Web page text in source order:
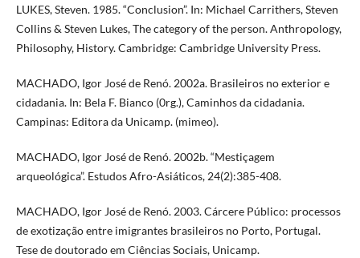
LUKES, Steven. 1985. “Conclusion”. In: Michael Carrithers, Steven
Collins & Steven Lukes, The category of the person. Anthropology,
Philosophy, History. Cambridge: Cambridge University Press.
MACHADO, Igor José de Renó. 2002a. Brasileiros no exterior e
cidadania. In: Bela F. Bianco (0rg.), Caminhos da cidadania.
Campinas: Editora da Unicamp. (mimeo).
MACHADO, Igor José de Renó. 2002b. “Mestiçagem
arqueológica”. Estudos Afro-Asiáticos, 24(2):385-408.
MACHADO, Igor José de Renó. 2003. Cárcere Público: processos
de exotização entre imigrantes brasileiros no Porto, Portugal.
Tese de doutorado em Ciências Sociais, Unicamp.